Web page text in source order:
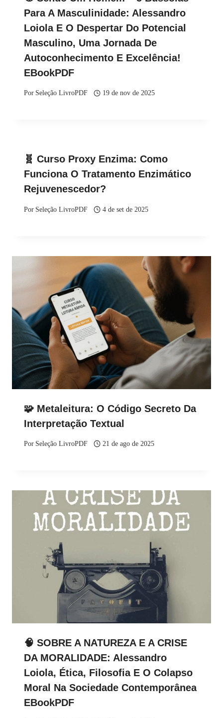
Para A Masculinidade: Alessandro
Loiola E O Despertar Do Potencial
Masculino, Uma Jornada De
Autoconhecimento E Excelência!
EBookPDF
Por Seleção LivroPDF 19 de nov de 2025
🧬 Curso Proxy Enzima: Como
Funciona O Tratamento Enzimático
Rejuvenescedor?
Por Seleção LivroPDF 4 de set de 2025
🧩 Metaleitura: O Código Secreto Da
Interpretação Textual
Por Seleção LivroPDF 21 de ago de 2025
🧠 SOBRE A NATUREZA E A CRISE
DA MORALIDADE: Alessandro
Loiola, Ética, Filosofia E O Colapso
Moral Na Sociedade Contemporânea
EBookPDF